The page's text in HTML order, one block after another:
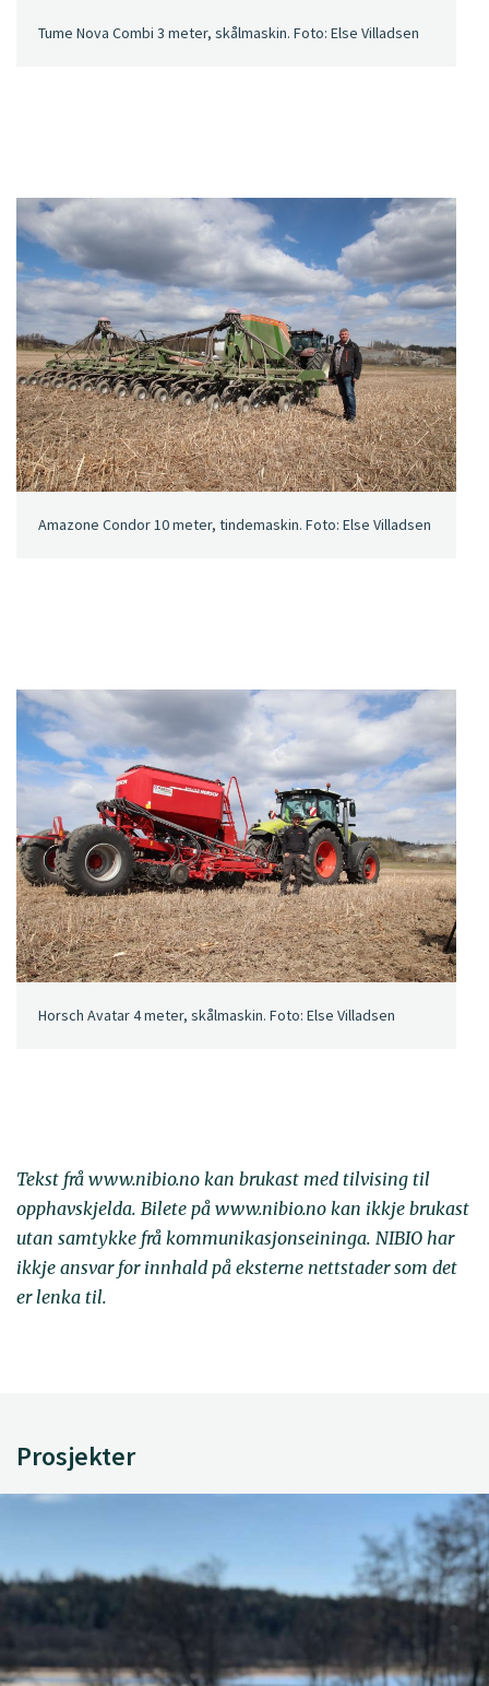
Tume Nova Combi 3 meter, skålmaskin. Foto: Else Villadsen
Amazone Condor 10 meter, tindemaskin. Foto: Else Villadsen
Horsch Avatar 4 meter, skålmaskin. Foto: Else Villadsen
Tekst frå www.nibio.no kan brukast med tilvising til
opphavskjelda. Bilete på www.nibio.no kan ikkje brukast
utan samtykke frå kommunikasjonseininga. NIBIO har
ikkje ansvar for innhald på eksterne nettstader som det
er lenka til.
Prosjekter